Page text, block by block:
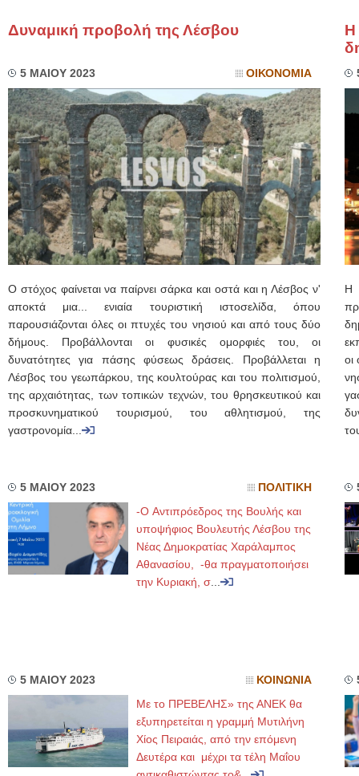
Δυναμική προβολή της Λέσβου
5 ΜΑΙΟΥ 2023 ΟΙΚΟΝΟΜΙΑ
Ο στόχος φαίνεται να παίρνει σάρκα και οστά και η Λέσβος ν'
αποκτά μια... ενιαία τουριστική ιστοσελίδα, όπου
παρουσιάζονται όλες οι πτυχές του νησιού και από τους δύο
δήμους. Προβάλλονται οι φυσικές ομορφιές του, οι
δυνατότητες για πάσης φύσεως δράσεις. Προβάλλεται η
Λέσβος του γεωπάρκου, της κουλτούρας και του πολιτισμού,
της αρχαιότητας, των τοπικών τεχνών, του θρησκευτικού και
προσκυνηματικού τουρισμού, του αθλητισμού, της
γαστρονομία...
Η
Η
οι
5 ΜΑΙΟΥ 2023 ΠΟΛΙΤΙΚΗ
-O Αντιπρόεδρος της Βουλής και
υποψήφιος Βουλευτής Λέσβου της
Νέας Δημοκρατίας Χαράλαμπος
Αθανασίου, -θα πραγματοποιήσει
την Κυριακή, σ
5 ΜΑΙΟΥ 2023 ΚΟΙΝΩΝΙΑ
Με το ΠΡΕΒΕΛΗΣ» της ΑΝΕΚ θα
εξυπηρετείται η γραμμή Μυτιλήνη
Χίος Πειραιάς, από την επόμενη
Δευτέρα και μέχρι τα τέλη Μαΐου